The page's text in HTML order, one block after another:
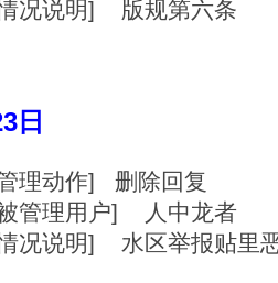
况说明] 版规第六条
日
理动作] 删除回复
管理用户] 人中龙者
况说明] 水区举报贴里